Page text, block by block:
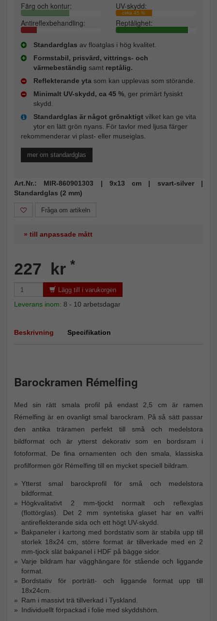
Färg och kontur: UV-skydd:
cirka 45 %
Antireflexbehandling: Reptålighet:
Standardglas av floatglas i hög kvalitet.
Formstabil, prisvärd, vittrings- och
värmebeständig samt reptålig.
Reflekterande yta som kan upplevas som störande.
Minimalt UV-skydd, ca 45 %, ger primärt fysiskt
skydd.
Standardglas är något grönaktigt vilket kan ge vita
ytor en lätt grön nyans. För tavlor med ljusa färger
rekommenderar vi plast- eller museiglas.
mer om standardglas
Art.Nr.: MIR-860901303 | 9x13 cm | svart-silver |
Standardglas (2 mm)
Fråga om artikeln
» till anpassade mått
227 kr *
Lägg till i varukorgen
Leverans inom: 8 - 10 arbetsdagar
Beskrivning Specifikation
Barockramen Rémelfing
Med sin rätt smala profil på endast 2,5 cm är ramen
Rémelfing är en ovanligt smal barockram. På så sätt passar
den antika träramen perfekt till små och medelstora
bildformat och är ytterst dekorativ som en bordsram i
fotoformat. De fina ornamenten och den smala, klassiska
profilformen gör Rémelfing till en mycket speciell bildram.
Ytterst smal barockprofil för små och medelstora
bildformat.
Högkvalitativt 2 mm-tjockt normalt och reflexglas
(flottörglas). Det 2 mm syntetiska glaset har en valfri
antireflekterande sida och ett högt UV-skydd.
Bakpaneler i kartong med bordstativ som är stabila upp till
storlek 18x24 cm, större format är tillverkade med en 2
mm-tjock slät bakpanel i HDF på bägge sidor.
Varje bildram har vägghängare för stående och liggande
format.
Bordstativ för porträtt- och liggande format upp till
18x24cm.
Ram i massivt trä tillverkad i Tyskland.
Individuellt förpackad i folie med skyddshörn.